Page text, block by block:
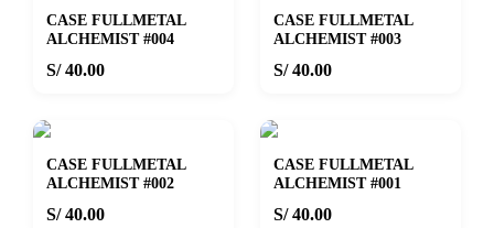
CASE FULLMETAL
ALCHEMIST #004
S/ 40.00
CASE FULLMETAL
ALCHEMIST #003
S/ 40.00
CASE FULLMETAL
ALCHEMIST #002
S/ 40.00
CASE FULLMETAL
ALCHEMIST #001
S/ 40.00